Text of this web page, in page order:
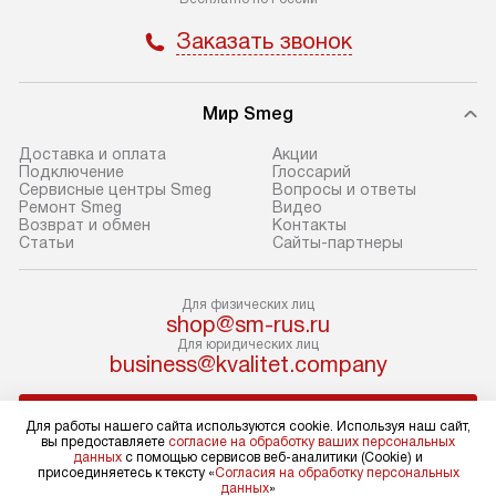
В день, согласованный с вами,
служба доставки привезет
упакованный товар до подъезда.
покупку до двери вашей квартиры
или места установки, пожалуйста,
предварительно согласуйте это
с менеджером. За эту услугу будет
взиматься дополнительная плата.
Обратите внимание на размеры
товара: например, если габариты
холодильника не позволяют
пронести его через дверной проем,
сотрудники транспортной службы
не имеют права производить
демонтаж дверцы, ручек или других
выступающих элементов, так как
и
при
существующим
После этого
коммуникаций,
материалы,
и
и регулярное
Заказать звонок
Мир Smeg
Доставка и оплата
Подключение
Сервисные центры Smeg
Ремонт Smeg
Возврат и обмен
Статьи
Акции
Глоссарий
Вопросы и ответы
Видео
Контакты
Сайты-партнеры
Для физических лиц
shop@sm-rus.ru
Для юридических лиц
business@kvalitet.company
Политика конфиденциальности
Для работы нашего сайта используются cookie. Используя наш сайт,
вы предоставляете согласие на обработку ваших персональных
данных с помощью сервисов веб-аналитики (Cookie) и
присоединяетесь к тексту «Согласия на обработку персональных
данных»